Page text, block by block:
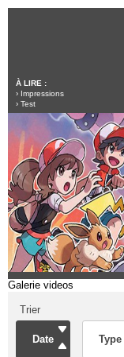
À LIRE :
› Impressions
› Test
Galerie videos
Trier
Date Type